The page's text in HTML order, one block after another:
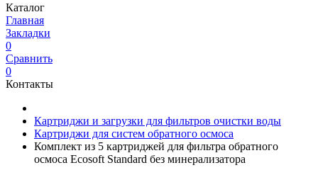
Каталог
Главная
Закладки
0
Сравнить
0
Контакты
Картриджи и загрузки для фильтров очистки воды
Картриджи для систем обратного осмоса
Комплект из 5 картриджей для фильтра обратного
осмоса Ecosoft Standard без минерализатора